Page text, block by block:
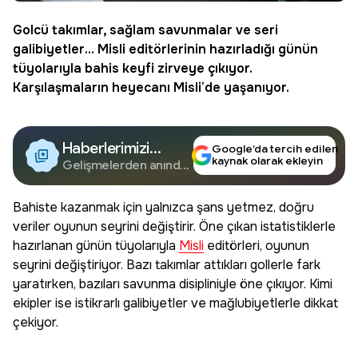
Golcü takımlar, sağlam savunmalar ve seri
galibiyetler… Misli editörlerinin hazırladığı günün
tüyolarıyla bahis keyfi zirveye çıkıyor.
Karşılaşmaların heyecanı Misli’de yaşanıyor.
Haberlerimizi
Google'da Takip
Edin
Gelişmelerden anında
Google’da tercih edilen
kaynak olarak ekleyin
Bahiste kazanmak için yalnızca şans yetmez, doğru
veriler oyunun seyrini değiştirir. Öne çıkan istatistiklerle
hazırlanan günün tüyolarıyla Misli editörleri, oyunun
seyrini değiştiriyor. Bazı takımlar attıkları gollerle fark
yaratırken, bazıları savunma disipliniyle öne çıkıyor. Kimi
ekipler ise istikrarlı galibiyetler ve mağlubiyetlerle dikkat
çekiyor.